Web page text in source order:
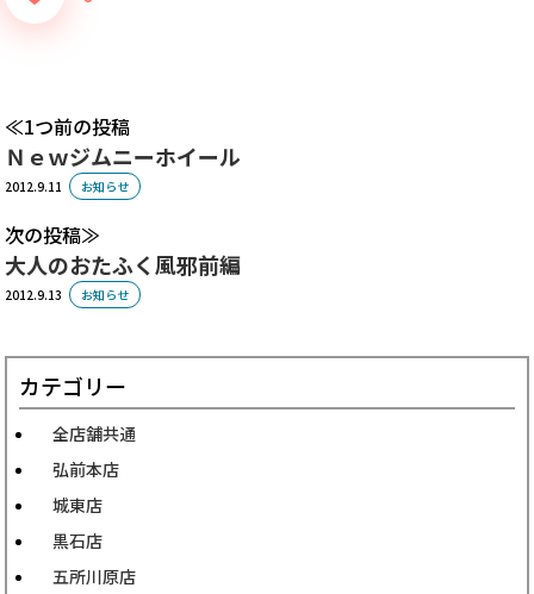
1つ前の投稿
Ｎｅｗジムニーホイール
2012.9.11 お知らせ
次の投稿
大人のおたふく風邪前編
2012.9.13 お知らせ
カテゴリー
全店舗共通
弘前本店
城東店
黒石店
五所川原店